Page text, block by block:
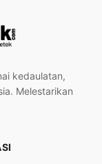
kedaulatan,
Melestarikan